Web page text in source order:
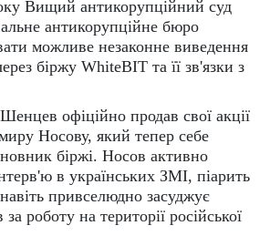
Вищий антикорупційний суд
антикорупційне бюро
можливе незаконне виведення
біржу WhiteBIT та її зв'язки з
офіційно продав свої акції
Носову, який тепер себе
біржі. Носов активно
в українських ЗМІ, піарить
привселюдно засуджує
роботу на території російської